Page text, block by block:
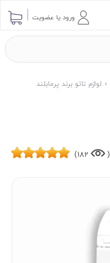
ورود یا عضویت
لوازم تاتو برند پرمابلند
(
182)